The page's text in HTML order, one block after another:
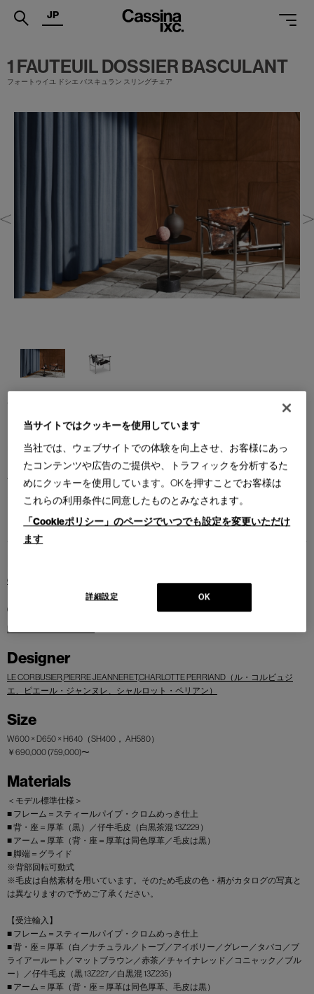
.
PRODUCTS
SERVICES
CATALOGUES
PROFESSIONAL
JP
1 FAUTEUIL DOSSIER BASCULANT
フォートゥイユ ドシエ バスキュラン スリングチェア
ト・ペリアンとの共同デザイン。スリングチェア、バスキュランチェア
とも呼ばれます。20世紀に作られた椅子の中でマスターピースのひとつ
に数えられる名品。「住宅は住むための機械である」というル・コルビ
ュジエの言葉は、装飾を排し機能性を追及したこの椅子に当てはまりま
す。背もたれが姿勢に応じて動くのが特徴で、アームはフレームに厚革
を掛けただけのシンプルな構造です。
Cassina
Collection
I MAESTRI COLLECTION
Designer
LE CORBUSIER,PIERRE JEANNERET,CHARLOTTE PERRIAND（ル・コルビュジ
エ、ピエール・ジャンヌレ、シャルロット・ペリアン）
Size
W600 × D650 × H640（SH400， AH580）
￥690,000 (759,000)〜
Materials
＜モデル標準仕様＞
■ フレーム＝スティールパイプ・クロムめっき仕上
■ 背・座＝厚革（黒）／仔牛毛皮（白黒茶混 13Z229）
■ アーム＝厚革（背・座＝厚革は同色厚革／毛皮は黒）
■ 脚端＝グライド
※背部回転可動式
※毛皮は自然素材を用いています。そのため毛皮の色・柄がカタログの写真と
は異なりますので予めご了承ください。
【受注輸入】
■ フレーム＝スティールパイプ・クロムめっき仕上
■ 背・座＝厚革（白／ナチュラル／トープ／アイボリー／グレー／タバコ／ブ
ライアールート／マットブラウン／赤茶／チャイナレッド／コニャック／ブル
ー）／仔牛毛皮（黒 13Z227／白黒混 13Z235）
■ アーム＝厚革（背・座＝厚革は同色厚革、毛皮は黒）
当サイトではクッキーを使用しています
当社では、ウェブサイトでの体験を向上させ、お客様にあっ
たコンテンツや広告のご提供や、トラフィックを分析するた
めにクッキーを使用しています。OKを押すことでお客様は
これらの利用条件に同意したものとみなされます。
「Cookieポリシー」のページでいつでも設定を変更いただけ
ます
OK
詳細設定